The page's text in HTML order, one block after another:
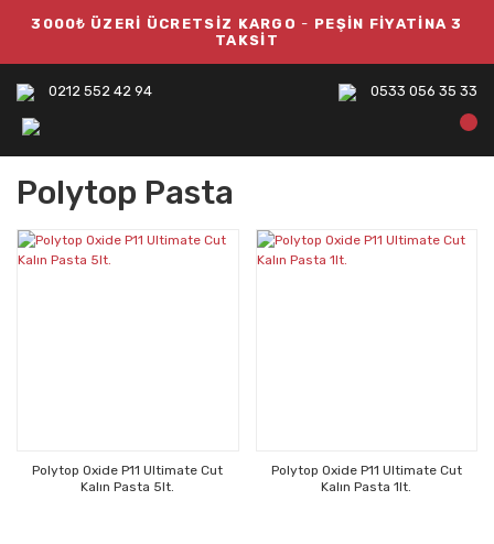
3000₺ ÜZERİ ÜCRETSİZ KARGO - PEŞİN FİYATİNA 3
TAKSİT
0212 552 42 94 0533 056 35 33
Polytop Pasta
Polytop Oxide P11 Ultimate Cut
Kalın Pasta 5lt.
Polytop Oxide P11 Ultimate Cut
Kalın Pasta 1lt.